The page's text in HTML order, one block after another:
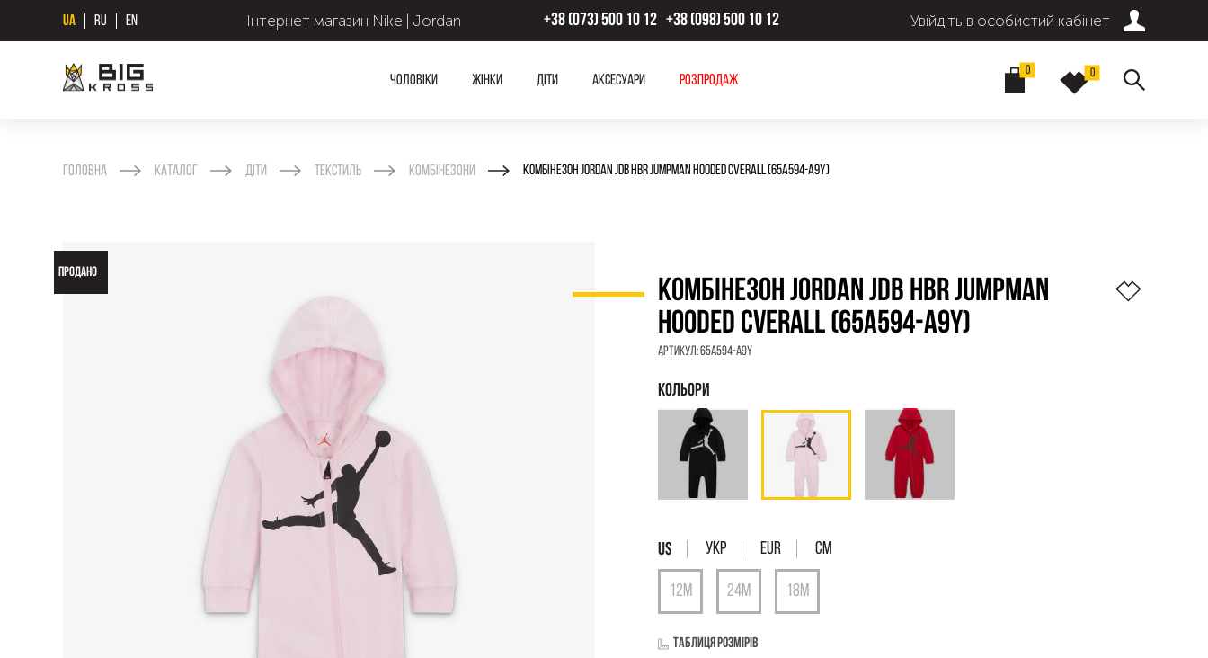
UA RU EN Інтернет магазин Nike | Jordan +38 (073) 500 10 12 +38 (098) 500 10 12 Увійдіть в особистий кабінет
Чоловіки Жінки Діти Аксесуари Розпродаж
0 0
Головна Каталог Діти Текстиль Комбінезони КОМБІНЕЗОН JORDAN JDB HBR JUMPMAN HOODED CVERALL (65A594-A9Y)
ПРОДАНО
КОМБІНЕЗОН JORDAN JDB HBR JUMPMAN
HOODED CVERALL (65A594-A9Y)
Артикул:65A594-A9Y
УКР EUR СМ
Таблиця розмірів